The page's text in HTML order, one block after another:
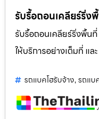
รับรื้อถอนเคลียร์ริ่ง
รับรื้อถอนเคลียร์ริ่งพื้น
ให้บริการอย่างเต็มที่ แ
รถแบคโฮรับจ้าง, รถแบ